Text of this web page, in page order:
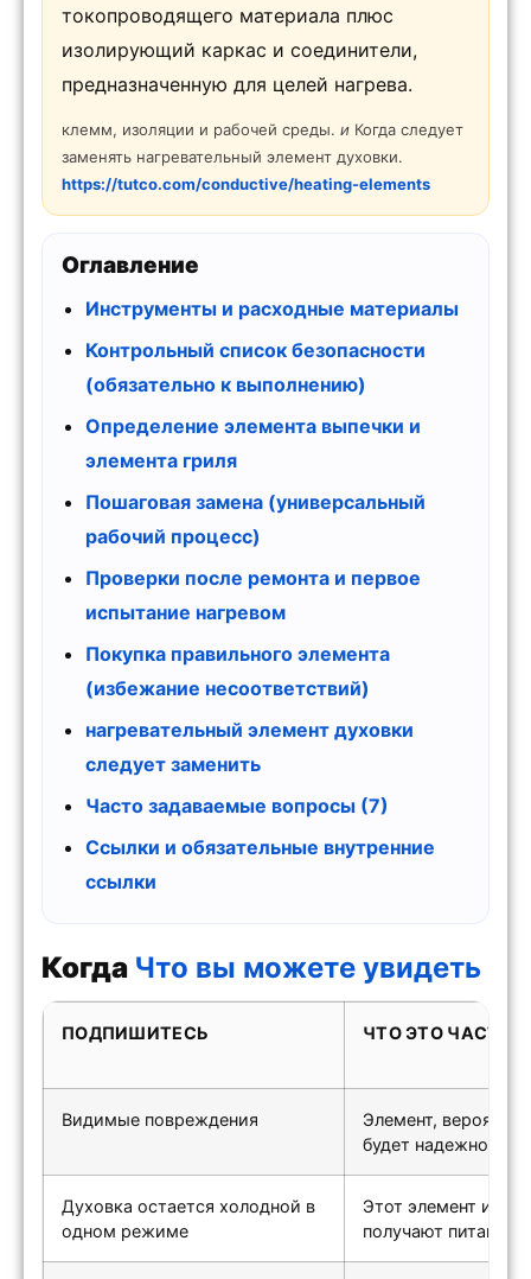
токопроводящего материала плюс
изолирующий каркас и соединители,
предназначенную для целей нагрева.
клемм, изоляции и рабочей среды. и Когда следует
заменять нагревательный элемент духовки.
https://tutco.com/conductive/heating-elements
Оглавление
Инструменты и расходные материалы
Контрольный список безопасности
(обязательно к выполнению)
Определение элемента выпечки и
элемента гриля
Пошаговая замена (универсальный
рабочий процесс)
Проверки после ремонта и первое
испытание нагревом
Покупка правильного элемента
(избежание несоответствий)
нагревательный элемент духовки
следует заменить
Часто задаваемые вопросы (7)
Ссылки и обязательные внутренние
ссылки
Когда Что вы можете увидеть
ПОДПИШИТЕСЬ ЧТО ЭТО ЧАСТО
Видимые повреждения
Элемент,
будет надежно
Духовка остается холодной в
одном режиме
Этот элемент или
получают питания